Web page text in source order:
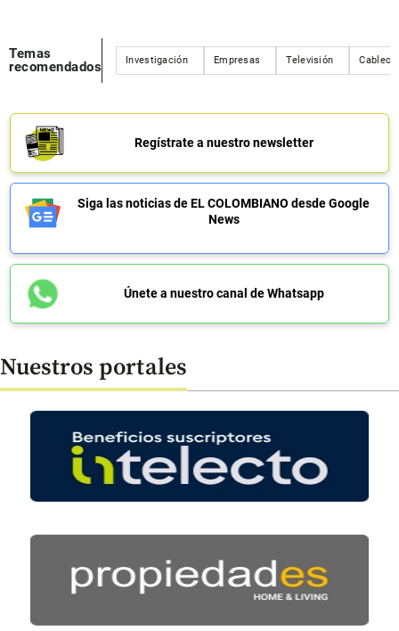
Temas
recomendados
Investigación Empresas Televisión
Regístrate a nuestro newsletter
Siga las noticias de EL COLOMBIANO desde Google
News
Únete a nuestro canal de Whatsapp
Nuestros portales